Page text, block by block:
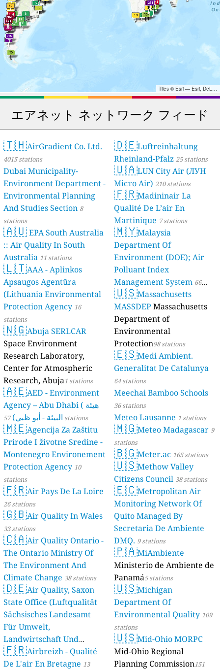
Tiles © Esri — Esri, DeLorme, NAVTEQ, TomTom, Intermap, iPC, USGS, FAO, NPS, NRCAN, GeoBase, Kadaster NL, Ordnance Survey, Esri Japan, METI, Esri China (Hong Kong), and the GIS User Community
エアネット ネットワーク フィード
🇹🇭AirGradient Co. Ltd.
4015 stations
Dubai Municipality-
Environment Department -
Environmental Planning
And Studies Section 8
stations
🇦🇺EPA South Australia
:: Air Quality In South
Australia 11 stations
🇱🇹AAA - Aplinkos
Apsaugos Agentūra
(Lithuania Environmental
Protection Agency 16
stations
🇳🇬Abuja SERLCAR
Space Environment
Research Laboratory,
Center for Atmospheric
Research, Abuja1 stations
🇦🇪AED - Environment
Agency – Abu Dhabi ( هيئة
البيئة - أبو ظبي) 57 stations
🇲🇪Agencija Za Zaštitu
Prirode I životne Sredine -
Montenegro Environement
Protection Agency 10
stations
🇫🇷Air Pays De La Loire
26 stations
🇬🇧Air Quality In Wales
33 stations
🇨🇦Air Quality Ontario -
The Ontario Ministry Of
The Environment And
Climate Change 38 stations
🇩🇪Air Quality, Saxon
State Office (Luftqualität
Sächsisches Landesamt
Für Umwelt,
Landwirtschaft Und
Geologie) 50 stations
🇫🇷Airbreizh - Qualité
De L'air En Bretagne 13
🇩🇪Luftreinhaltung
Rheinland-Pfalz 25 stations
🇺🇦LUN City Air (ЛУН
Місто Air) 210 stations
🇫🇷Madininair La
Qualité De L’air En
Martinique 7 stations
🇲🇾Malaysia
Department Of
Environment (DOE); Air
Polluant Index
Management System 66
stations
🇺🇸Massachusetts
MASSDEP Massachusetts
Department of
Environmental
Protection98 stations
🇪🇸Medi Ambient.
Generalitat De Catalunya
64 stations
Meechai Bamboo Schools
36 stations
Meteo Lausanne 1 stations
🇲🇬Meteo Madagascar 9
stations
🇧🇬Meter.ac 165 stations
🇺🇸Methow Valley
Citizens Council 38 stations
🇪🇨Metropolitan Air
Monitoring Network Of
Quito Managed By
Secretaria De Ambiente
DMQ. 9 stations
🇵🇦MiAmbiente
Ministerio de Ambiente de
Panamá5 stations
🇺🇸Michigan
Department Of
Environmental Quality 109
stations
🇺🇸Mid-Ohio MORPC
Mid-Ohio Regional
Planning Commission151